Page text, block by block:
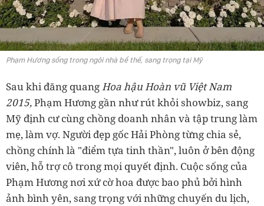
Phạm Hương sống trong ngôi nhà bề thế, sang trọng tại Mỹ
Sau khi đăng quangHoa hậu Hoàn vũ Việt Nam
2015,Phạm Hương gần như rút khỏi showbiz, sang
Mỹ định cư cùng chồng doanh nhân và tập trung làm
mẹ, làm vợ. Người đẹp gốc Hải Phòng từng chia sẻ,
chồng chính là "điểm tựa tinh thần", luôn ở bên động
viên, hỗ trợ cô trong mọi quyết định. Cuộc sống của
Phạm Hương nơi xứ cờ hoa được bao phủ bởi hình
ảnh bình yên, sang trọng với những chuyến du lịch,